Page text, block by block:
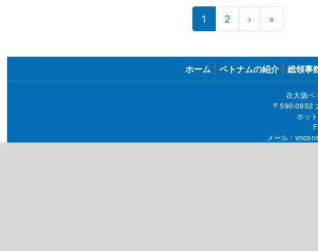
ジ
送
1 2 ›
ペ
ジ
»
終
ー
ジ
FOOTER
MENU
ホーム ベトナムの紹介 総領事
在大阪ベ
〒590-0952
ホッ
メール :